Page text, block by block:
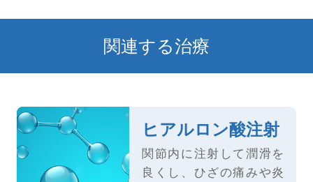
関連する治療
ヒアルロン酸注射
関節内に注射して潤滑を
良くし、ひざの痛みや炎